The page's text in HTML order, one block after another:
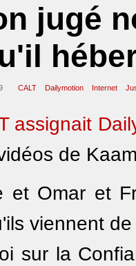
jugé
CALT Dailymotion Internet
assignait
de
et Omar et
viennent
sur la